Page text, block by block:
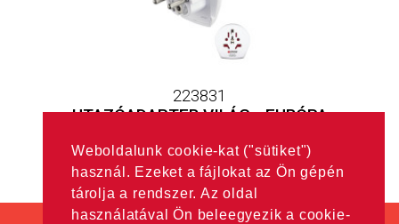
Weboldalunk cookie-kat ("sütiket")
használ. Ezeket a fájlokat az Ön gépén
tárolja a rendszer. Az oldal
használatával Ön beleegyezik a cookie-
223831
UTAZÓADAPTER VILÁG - EURÓPA